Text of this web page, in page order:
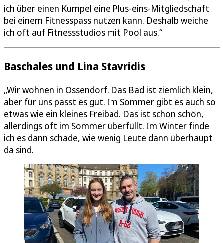
ich über einen Kumpel eine Plus-eins-Mitgliedschaft
bei einem Fitnesspass nutzen kann. Deshalb weiche
ich oft auf Fitnessstudios mit Pool aus.“
Baschales und Lina Stavridis
„Wir wohnen in Ossendorf. Das Bad ist ziemlich klein,
aber für uns passt es gut. Im Sommer gibt es auch so
etwas wie ein kleines Freibad. Das ist schon schön,
allerdings oft im Sommer überfüllt. Im Winter finde
ich es dann schade, wie wenig Leute dann überhaupt
da sind.